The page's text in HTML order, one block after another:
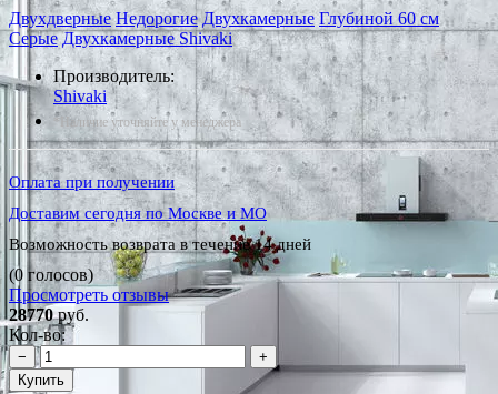
Двухдверные Недорогие Двухкамерные Глубиной 60 см
Серые Двухкамерные Shivaki
Производитель:
Shivaki
*Наличие уточняйте у менеджера
Оплата при получении
Доставим сегодня по Москве и МО
Возможность возврата в течение 14 дней
(0 голосов)
Просмотреть отзывы
28770руб.
Кол-во:
−
+
Купить